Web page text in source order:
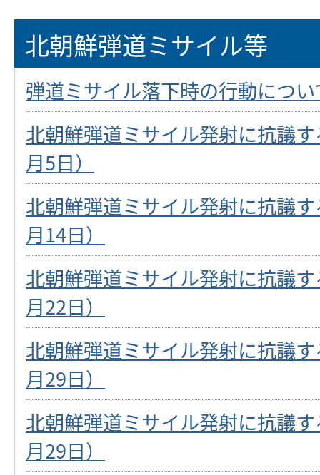
北朝鮮弾道ミサイル等
弾道ミサイル落下時の行動につい
北朝鮮弾道ミサイル発射に抗議
月5日）
北朝鮮弾道ミサイル発射に抗議
月14日）
北朝鮮弾道ミサイル発射に抗議
月22日）
北朝鮮弾道ミサイル発射に抗議
月29日）
北朝鮮弾道ミサイル発射に抗議
月29日）